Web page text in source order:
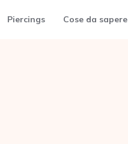
Piercings Cose da sapere